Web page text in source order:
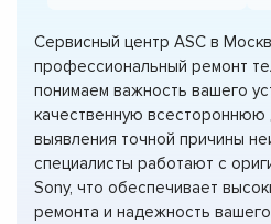
Сервисный центр ASC в
профессиональный ремонт
понимаем важность вашего
качественную всестороннюю
выявления точной причины
специалисты работают с
Sony, что обеспечивает
ремонта и надежность